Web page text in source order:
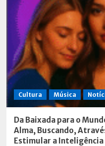
Cultura Música
Da Baixada para o
Alma, Buscando,
Estimular a Inteligência